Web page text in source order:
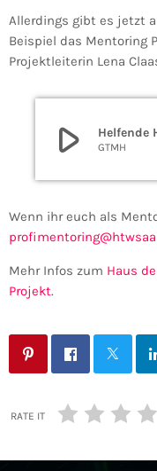
Allerdings gibt es jetzt
Beispiel das Mentoring
Projektleiterin Lena
play_arrow GTMH
Wenn ihr euch als
Mehr Infos zum Haus
Projekt.
RATE IT